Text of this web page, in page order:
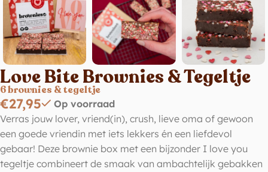
Love Bite Brownies & Tegeltje
6 brownies & tegeltje
€27,95
Op voorraad
Verras jouw lover, vriend(in), crush, lieve oma of gewoon
een goede vriendin met iets lekkers én een liefdevol
gebaar! Deze brownie box met een bijzonder I love you
tegeltje combineert de smaak van ambachtelijk gebakken